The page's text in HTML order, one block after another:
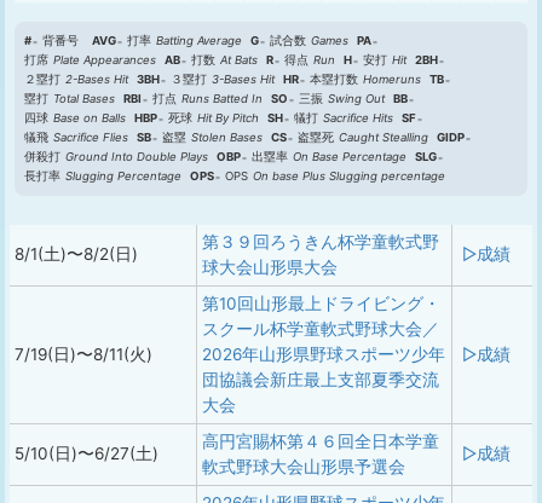
# 背番号 AVG 打率 Batting Average G 試合数 Games
PA
打席 Plate Appearances AB 打数 At Bats R 得点 Run H 安打 Hit
2BH
２塁打 2-Bases Hit 3BH ３塁打 3-Bases Hit HR 本塁打数 Homeruns
TB
塁打 Total Bases RBI 打点 Runs Batted In SO 三振 Swing Out
BB
四球 Base on Balls HBP 死球 Hit By Pitch SH 犠打 Sacrifice Hits
SF
犠飛 Sacrifice Flies SB 盗塁 Stolen Bases CS 盗塁死 Caught Stealling
GIDP
併殺打 Ground Into Double Plays OBP 出塁率 On Base Percentage
SLG
長打率 Slugging Percentage OPS OPS On base Plus Slugging percentage
8/1(土)〜8/2(日)
第３９回ろうきん杯学童軟式野
球大会山形県大会
▷成績
7/19(日)〜8/11(火)
第10回山形最上ドライビング・
スクール杯学童軟式野球大会／
2026年山形県野球スポーツ少年
団協議会新庄最上支部夏季交流
大会
▷成績
5/10(日)〜6/27(土)
高円宮賜杯第４６回全日本学童
軟式野球大会山形県予選会
▷成績